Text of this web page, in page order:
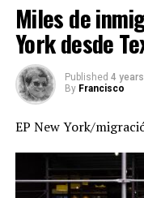
Miles de
York desde
Published 4
By Francisco
EP New York/